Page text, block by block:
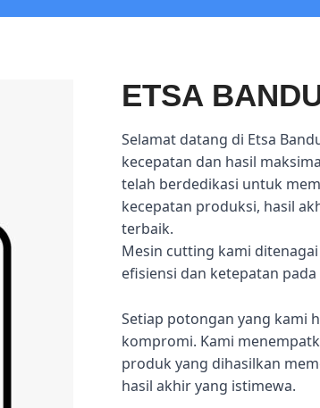
ETSA
Selamat datang di Etsa
kecepatan dan hasil
telah berdedikasi untuk
kecepatan produksi, hasil
terbaik.
Mesin cutting kami
efisiensi dan ketepatan
Setiap potongan yang kami
kompromi. Kami
produk yang dihasilkan
hasil akhir yang istimewa.